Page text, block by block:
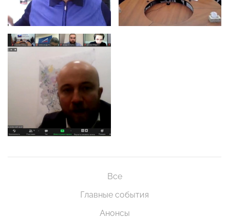
Все
Главные события
Анонсы